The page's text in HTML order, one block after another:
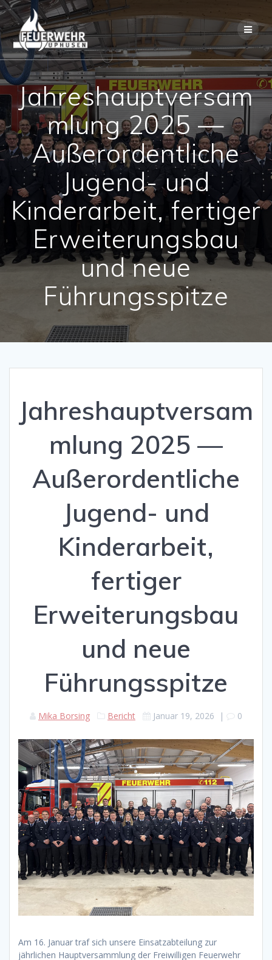
to
content
Jahreshauptversam
mlung 2025 —
Außerordentliche
Jugend- und
Kinderarbeit, fertiger
Erweiterungsbau
und neue
Führungsspitze
Jahreshauptversam
mlung 2025 —
Außerordentliche
Jugend- und
Kinderarbeit,
fertiger
Erweiterungsbau
und neue
Führungsspitze
Mika Borsing Bericht Januar 19, 2026 | 0
Am 16. Januar traf sich unsere Einsatzabteilung zur
jährlichen Hauptversammlung der Freiwilligen Feuerwehr